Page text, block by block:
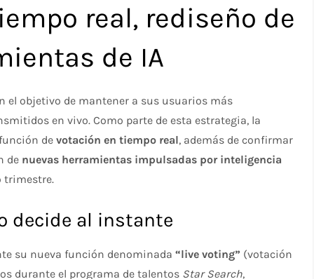
real, rediseño de
de IA
objetivo de mantener a sus usuarios más
en vivo. Como parte de esta estrategia, la
devotación en tiempo real, además de confirmar
de nuevas herramientas impulsadas por inteligencia
trimestre.
decide al instante
su nueva función denominada“live voting” (votación
durante el programa de talentos Star Search,